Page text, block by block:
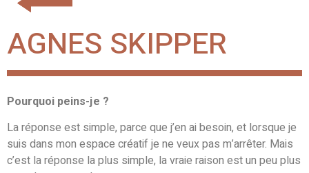
AGNES SKIPPER
Pourquoi peins-je ?
La réponse est simple, parce que j’en ai besoin, et lorsque je
suis dans mon espace créatifje ne veux pas m’arrêter. Mais
c’est la réponse la plus simple, la vraie raison est un peu plus